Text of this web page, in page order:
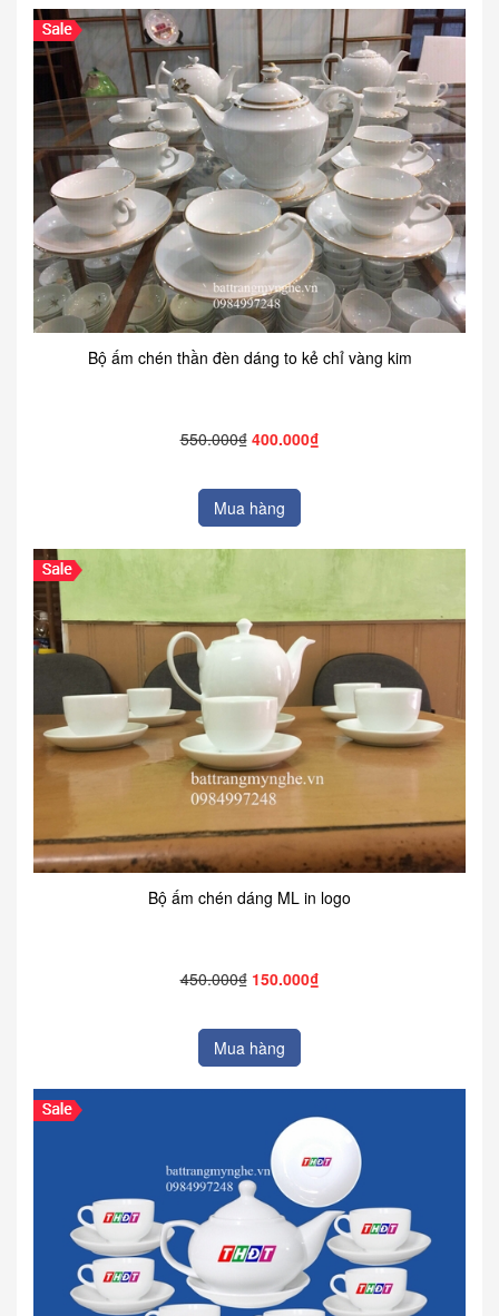
Bộ ấm chén thần đèn dáng to kẻ chỉ vàng kim
550.000₫ 400.000₫
Mua hàng
Bộ ấm chén dáng ML in logo
450.000₫ 150.000₫
Mua hàng